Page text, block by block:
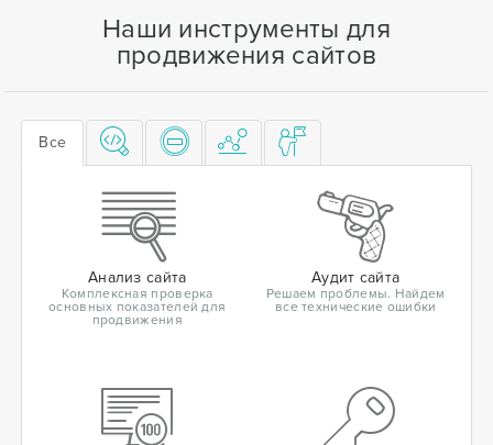
Наши инструменты для
продвижения сайтов
Все
Анализ сайта
Комплексная проверка
основных показателей для
продвижения
Аудит сайта
Решаем проблемы. Найдем
все технические ошибки